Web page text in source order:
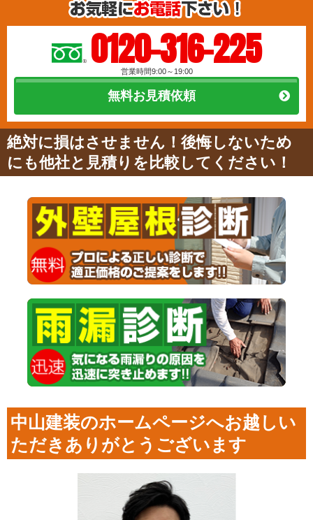
0120-316-225
営業時間9:00～19:00
無料お見積依頼
絶対に損はさせません！後悔しないため
にも他社と見積りを比較してください！
中山建装のホームページへお越しい
ただきありがとうございます